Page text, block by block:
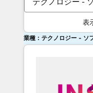
表
業種：テクノロジー - ソ